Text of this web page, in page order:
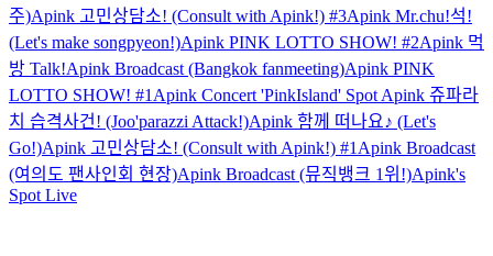
주)Apink 고민상담소! (Consult with Apink!) #3Apink Mr.chu!석!
(Let's make songpyeon!)Apink PINK LOTTO SHOW! #2Apink 먹
방 Talk!Apink Broadcast (Bangkok fanmeeting)Apink PINK
LOTTO SHOW! #1 Apink Concert 'PinkIsland' Spot Apink 쥬파라
치 습격사건! (Joo'parazzi Attack!)Apink 함께 떠나요♪ (Let's
Go!)Apink 고민상담소! (Consult with Apink!) #1 Apink Broadcast
(여의도 팬사인회 현장)Apink Broadcast (뮤직뱅크 1위!)Apink's
Spot Live